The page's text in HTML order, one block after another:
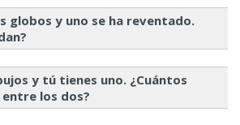
globos y uno se ha reventado.
y tú tienes uno. ¿Cuántos
los dos?